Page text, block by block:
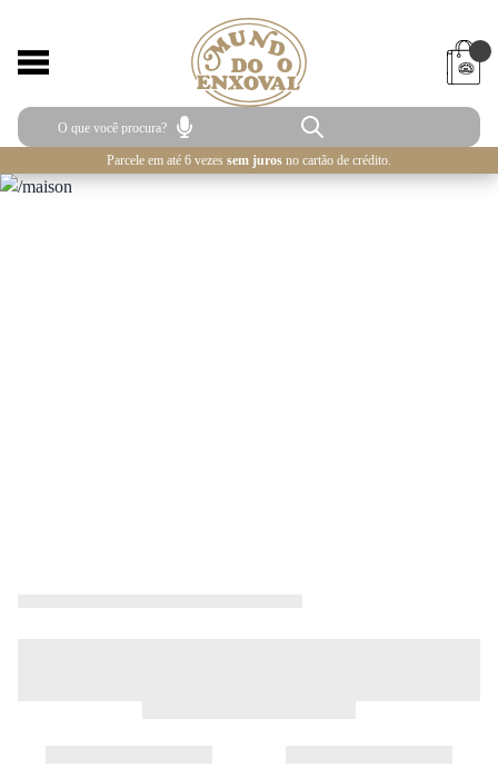
Parcele em até 6 vezes sem juros no cartão de crédito.